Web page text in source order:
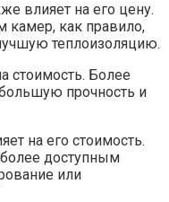
влияет на его цену.
камер, как правило,
теплоизоляцию.
стоимость. Более
прочность и
на его стоимость.
доступным
или